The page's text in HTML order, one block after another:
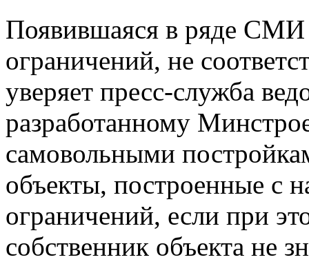
Появившаяся в ряде СМИ
ограничений, не
уверяет пресс-служба
разработанному
самовольными
объекты, построенные с
ограничений, если при
собственник объекта не